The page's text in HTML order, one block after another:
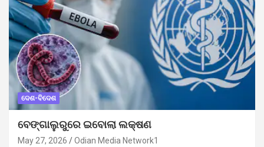
ଦେଶ-ବିଦେଶ
ବେଙ୍ଗାଲୁରୁରେ ଇବୋଲା ଲକ୍ଷଣ
May 27, 2026 Odian Media Network1